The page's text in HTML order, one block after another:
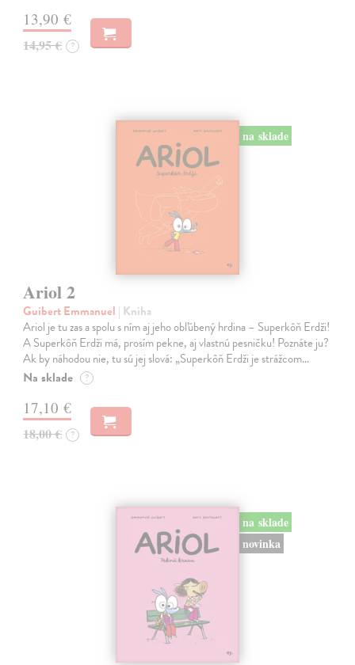
13,90 €
14,95 € ?
na sklade
Ariol 2
Guibert Emmanuel | Kniha
Ariol je tu zas a spolu s ním aj jeho obľúbený hrdina – Superkôň Erdži!
A Superkôň Erdži má, prosím pekne, aj vlastnú pesničku! Poznáte ju?
Ak by náhodou nie, tu sú jej slová: „Superkôň Erdži je strážcom…
Na sklade ?
17,10 €
18,00 € ?
na sklade
novinka